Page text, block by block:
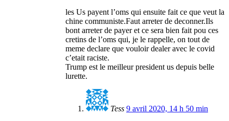
les Us payent l’oms qui ensuite fait ce que veut la
chine communiste.Faut arreter de deconner.Ils
bont arreter de payer et ce sera bien fait pou ces
cretins de l’oms qui, je le rappelle, on tout de
meme declare que vouloir dealer avec le covid
c’etait raciste.
Trump est le meilleur president us depuis belle
lurette.
Tess 9 avril 2020, 14 h 50 min